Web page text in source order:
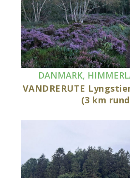
DANMARK,
VANDRERUTE
(3 km